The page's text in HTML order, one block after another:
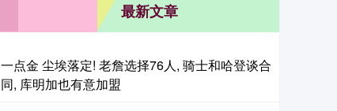
最新文章
一点金 尘埃落定! 老詹选择76人, 骑士和哈登谈合
同, 库明加也有意加盟